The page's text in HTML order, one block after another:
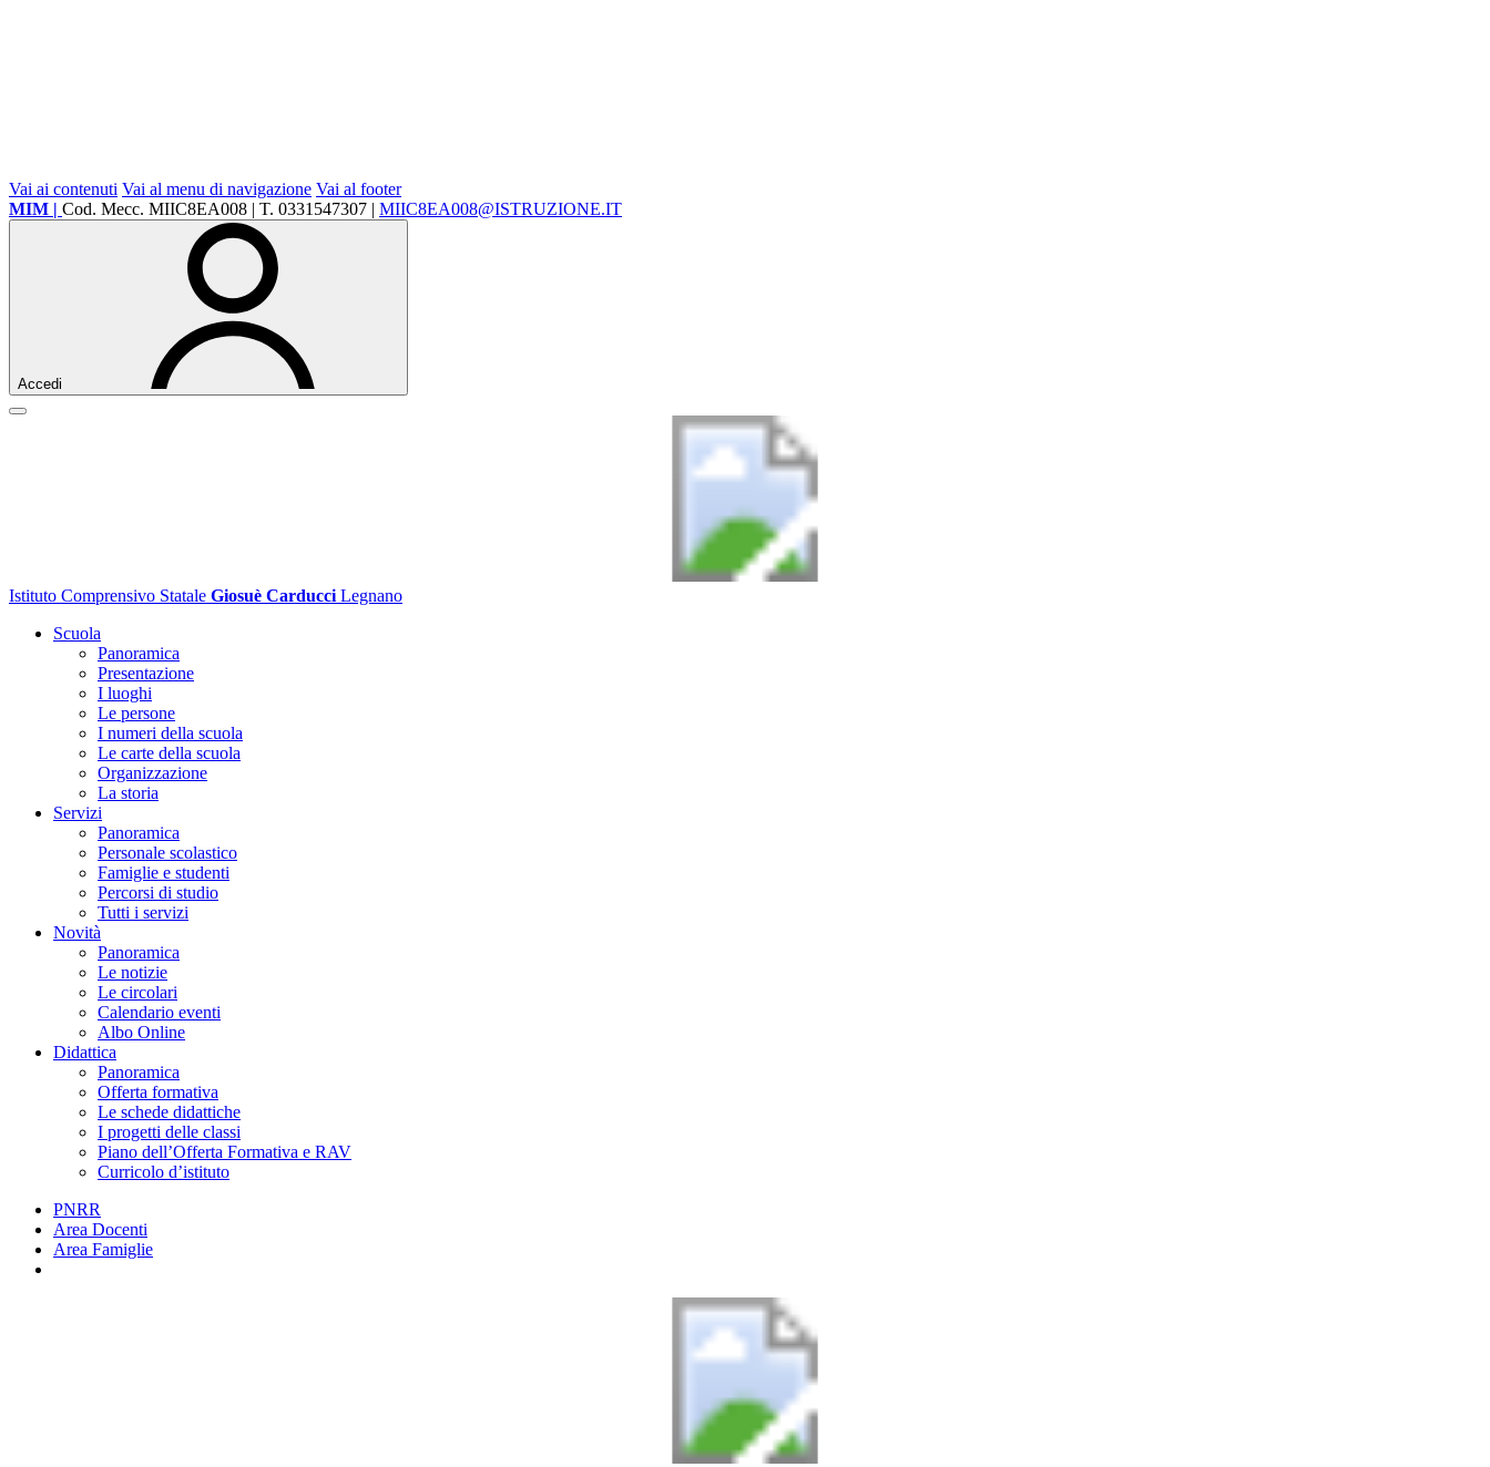
Vai ai contenuti Vai al menu di navigazione Vai al footer
MIM | Cod. Mecc. MIIC8EA008 | T. 0331547307 | MIIC8EA008@ISTRUZIONE.IT
Accedi
Istituto Comprensivo Statale Giosuè Carducci Legnano
Scuola
Panoramica
Presentazione
I luoghi
Le persone
I numeri della scuola
Le carte della scuola
Organizzazione
La storia
Servizi
Panoramica
Personale scolastico
Famiglie e studenti
Percorsi di studio
Tutti i servizi
Novità
Panoramica
Le notizie
Le circolari
Calendario eventi
Albo Online
Didattica
Panoramica
Offerta formativa
Le schede didattiche
I progetti delle classi
Piano dell’Offerta Formativa e RAV
Curricolo d’istituto
PNRR
Area Docenti
Area Famiglie